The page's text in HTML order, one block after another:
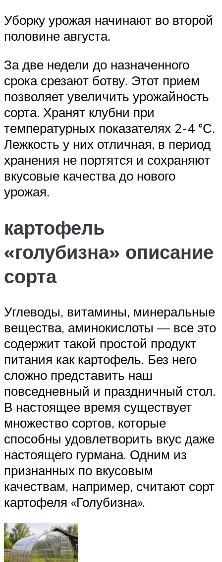
Уборку урожая начинают во второй
половине августа.
За две недели до назначенного
срока срезают ботву. Этот прием
позволяет увеличить урожайность
сорта. Хранят клубни при
температурных показателях 2-4 °С.
Лежкость у них отличная, в период
хранения не портятся и сохраняют
вкусовые качества до нового
урожая.
картофель
«голубизна» описание
сорта
Углеводы, витамины, минеральные
вещества, аминокислоты — все это
содержит такой простой продукт
питания как картофель. Без него
сложно представить наш
повседневный и праздничный стол.
В настоящее время существует
множество сортов, которые
способны удовлетворить вкус даже
настоящего гурмана. Одним из
признанных по вкусовым
качествам, например, считают сорт
картофеля «Голубизна».